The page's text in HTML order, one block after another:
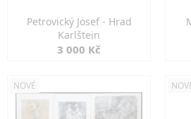
Petrovický Josef - Hrad
Karlštejn
3 000 Kč
NOVÉ